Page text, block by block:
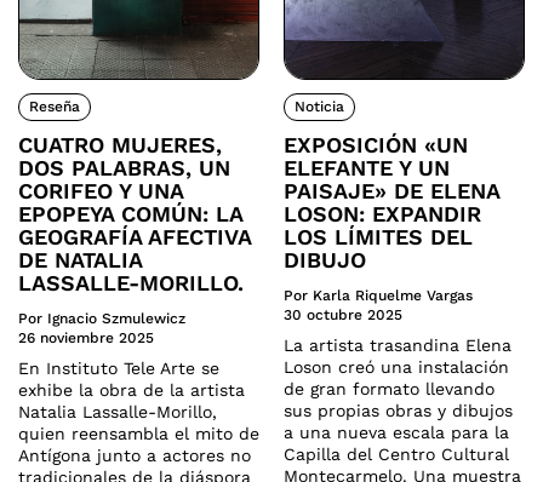
Reseña
CUATRO MUJERES,
DOS PALABRAS, UN
CORIFEO Y UNA
EPOPEYA COMÚN: LA
GEOGRAFÍA AFECTIVA
DE NATALIA
LASSALLE-MORILLO.
Por Ignacio Szmulewicz
26 noviembre 2025
En Instituto Tele Arte se
exhibe la obra de la artista
Natalia Lassalle-Morillo,
quien reensambla el mito de
Antígona junto a actores no
tradicionales de la diáspora
Noticia
EXPOSICIÓN «UN
ELEFANTE Y UN
PAISAJE» DE ELENA
LOSON: EXPANDIR
LOS LÍMITES DEL
DIBUJO
Por Karla Riquelme Vargas
30 octubre 2025
La artista trasandina Elena
Loson creó una instalación
de gran formato llevando
sus propias obras y dibujos
a una nueva escala para la
Capilla del Centro Cultural
Montecarmelo. Una muestra